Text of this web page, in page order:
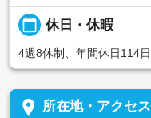
calendar_today 休日・休暇
4週8休制、年間休日114日
place 所在地・アクセス